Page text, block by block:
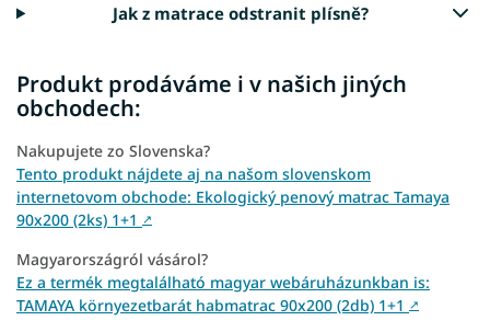
Jak z matrace odstranit plísně?
Produkt prodáváme i v našich jiných
obchodech:
Nakupujete zo Slovenska?
Tento produkt nájdete aj na našom slovenskom
internetovom obchode: Ekologický penový matrac Tamaya
90x200 (2ks) 1+1 ↗
Magyarországról vásárol?
Ez a termék megtalálható magyar webáruházunkban is:
TAMAYA környezetbarát habmatrac 90x200 (2db) 1+1 ↗